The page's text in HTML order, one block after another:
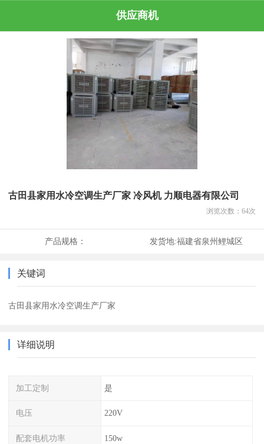
供应商机
古田县家用水冷空调生产厂家 冷风机 力顺电器有限公司
浏览次数： 64次
产品规格： 发货地:福建省泉州鲤城区
关键词
古田县家用水冷空调生产厂家
详细说明
加工定制 是
电压 220V
配套电机功率 150w